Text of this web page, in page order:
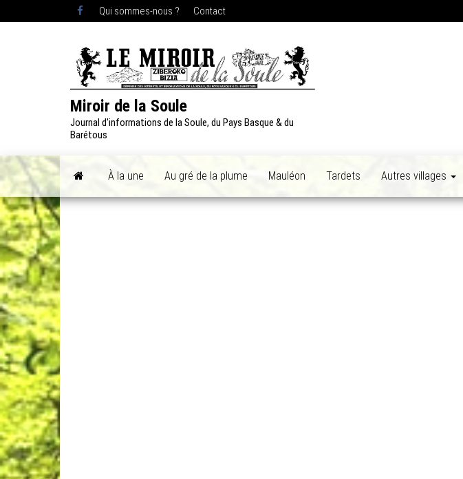
Qui sommes-nous ? Contact
Miroir de la Soule
Journal d'informations de la Soule, du Pays Basque & du
Barétous
À la une Au gré de la plume Mauléon Tardets Autres villages